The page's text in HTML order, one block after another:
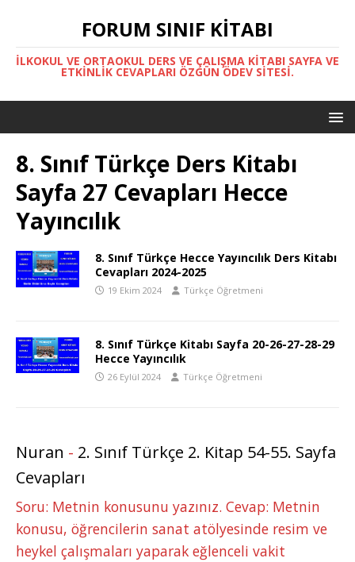
FORUM SINIF KITABI
İLKOKUL VE ORTAOKUL DERS VE ÇALIŞMA KITABI SAYFA VE
ETKINLIK CEVAPLARI ÖZGÜN ÖDEV SITESI.
8. Sınıf Türkçe Ders Kitabı
Sayfa 27 Cevapları Hecce
Yayıncılık
8. Sınıf Türkçe Hecce Yayıncılık Ders Kitabı
Cevapları 2024-2025
19 Ekim 2024 Türkçe Öğretmeni
8. Sınıf Türkçe Kitabı Sayfa 20-26-27-28-29
Hecce Yayıncılık
26 Eylül 2024 Türkçe Öğretmeni
Nuran - 2. Sınıf Türkçe 2. Kitap 54-55. Sayfa
Cevapları
Soru: Metnin konusunu yazınız. Cevap: Metnin
konusu, öğrencilerin sanat atölyesinde resim ve
heykel çalışmaları yaparak eğlenceli vakit